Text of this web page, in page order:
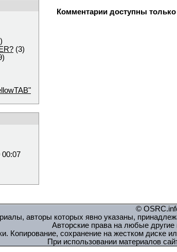
(3)
00:07
Комментарии доступны только
©
авторы которых явно указаны,
Авторские права на любые
Копирование, сохранение на жестком диске
При использовании материалов